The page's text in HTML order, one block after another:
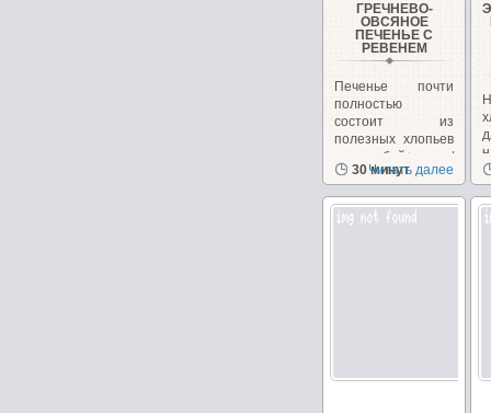
ГРЕЧНЕВО-
ОВСЯНОЕ
ПЕЧЕНЬЕ С
РЕВЕНЕМ
Печенье почти
полностью
состоит из
полезных хлопьев
и отрубей+орехи/
семечки,...
30 минут
Читать далее